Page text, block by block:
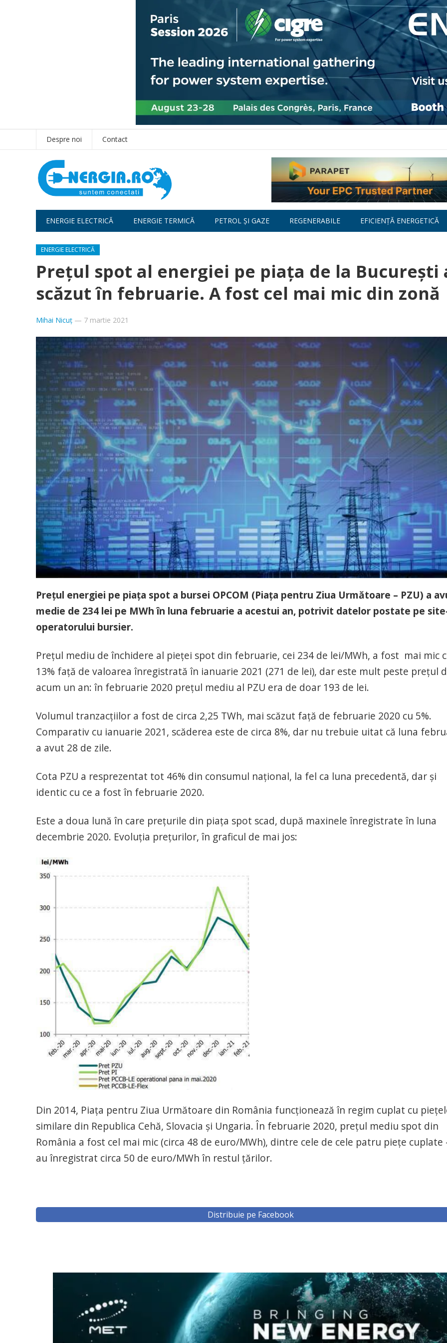
Despre noi Contact
ENERGIE ELECTRICĂ ENERGIE TERMICĂ PETROL ȘI GAZE REGENERABILE EFICIENȚĂ ENERGETICĂ
ENERGIE ELECTRICĂ
Prețul spot al energiei pe piața de la București
scăzut în februarie. A fost cel mai mic din zonă
Mihai Nicuț — 7 martie 2021
Preţul energiei pe piaţa spot a bursei OPCOM (Piaţa pentru Ziua Următoare – PZU) a
medie de 234 lei pe MWh în luna februarie a acestui an, potrivit datelor postate pe
operatorului bursier.
Prețul mediu de închidere al pieței spot din februarie, cei 234 de lei/MWh, a fost mai mic
13% față de valoarea înregistrată în ianuarie 2021 (271 de lei), dar este mult peste prețul
acum un an: în februarie 2020 prețul mediu al PZU era de doar 193 de lei.
Volumul tranzacțiilor a fost de circa 2,25 TWh, mai scăzut față de februarie 2020 cu 5%.
Comparativ cu ianuarie 2021, scăderea este de circa 8%, dar nu trebuie uitat că luna
a avut 28 de zile.
Cota PZU a resprezentat tot 46% din consumul național, la fel ca luna precedentă, dar și
identic cu ce a fost în februarie 2020.
Este a doua lună în care prețurile din piața spot scad, după maxinele înregistrate în luna
decembrie 2020. Evoluția prețurilor, în graficul de mai jos:
Din 2014, Piaţa pentru Ziua Următoare din România funcţionează în regim cuplat cu
similare din Republica Cehă, Slovacia şi Ungaria. În februarie 2020, prețul mediu spot din
România a fost cel mai mic (circa 48 de euro/MWh), dintre cele de cele patru piețe cuplate
au înregistrat circa 50 de euro/MWh în restul țărilor.
Distribuie pe Facebook